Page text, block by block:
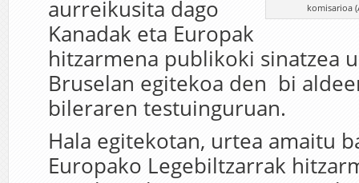
komisarioa
aurreikusita dago
Kanadak eta Europak
hitzarmena publikoki sinatzea
Bruselan egitekoa den bi
bileraren testuinguruan.
Hala egitekotan, urtea amaitu
Europako Legebiltzarrak